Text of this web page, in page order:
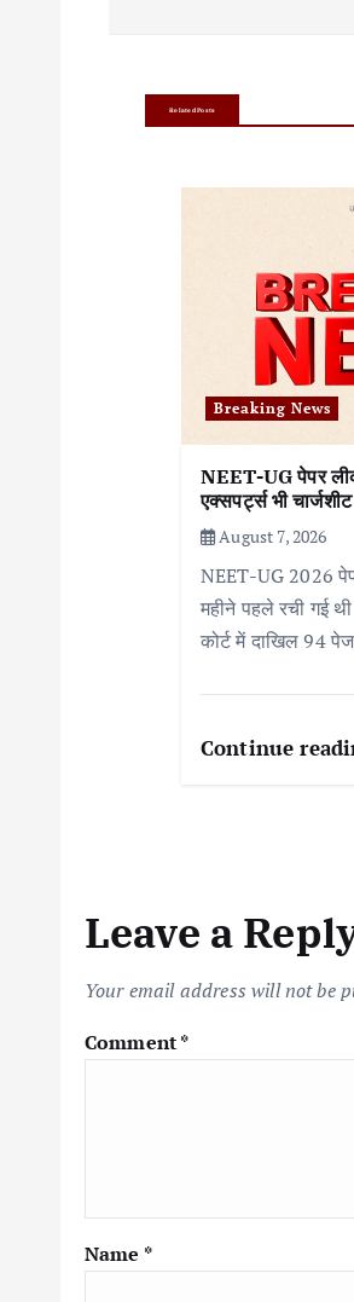
Related Posts
Breaking News
NEET-UG पेपर
एक्सपर्ट्स भी
August 7, 2026
NEET-UG 2026
महीने पहले रची गई
कोर्ट में दाखिल 94
Continue
Leave a
Your email address will not be
Comment*
Name *